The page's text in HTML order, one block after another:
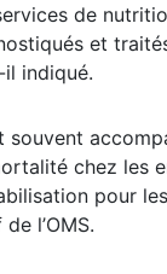
de
et
indiqué.
souvent
chez les
pour
l’OMS.